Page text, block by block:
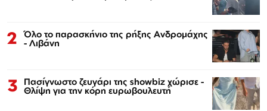
2 Όλο το παρασκήνιο της ρήξης Ανδρομάχης
- Λιβάνη
3 Πασίγνωστο ζευγάρι της showbiz χώρισε -
Θλίψη για την κόρη ευρωβουλευτή